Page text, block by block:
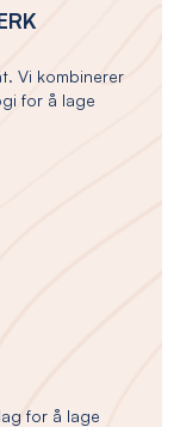
Vi kombinerer
for å lage
for å lage